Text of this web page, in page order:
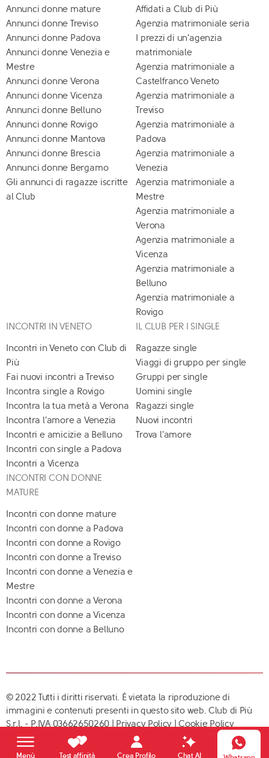
Menù Test affinità Crea Profilo Chat AI
Annunci donne mature
Annunci donne Treviso
Annunci donne Padova
Annunci donne Venezia e
Mestre
Annunci donne Verona
Annunci donne Vicenza
Annunci donne Belluno
Annunci donne Rovigo
Annunci donne Mantova
Annunci donne Brescia
Annunci donne Bergamo
Gli annunci di ragazze iscritte
al Club
Affidati a Club di Più
Agenzia matrimoniale seria
I prezzi di un'agenzia
matrimoniale
Agenzia matrimoniale a
Castelfranco Veneto
Agenzia matrimoniale a
Treviso
Agenzia matrimoniale a
Padova
Agenzia matrimoniale a
Venezia
Agenzia matrimoniale a
Mestre
Agenzia matrimoniale a
Verona
Agenzia matrimoniale a
Vicenza
Agenzia matrimoniale a
Belluno
Agenzia matrimoniale a
Rovigo
INCONTRI IN VENETO
Incontri in Veneto con Club di
Più
Fai nuovi incontri a Treviso
Incontra single a Rovigo
Incontra la tua metà a Verona
Incontra l'amore a Venezia
Incontri e amicizie a Belluno
Incontri con single a Padova
Incontri a Vicenza
IL CLUB PER I SINGLE
Ragazze single
Viaggi di gruppo per single
Gruppi per single
Uomini single
Ragazzi single
Nuovi incontri
Trova l'amore
INCONTRI CON DONNE
MATURE
Incontri con donne mature
Incontri con donne a Padova
Incontri con donne a Rovigo
Incontri con donne a Treviso
Incontri con donne a Venezia e
Mestre
Incontri con donne a Verona
Incontri con donne a Vicenza
Incontri con donne a Belluno
© 2022 Tutti i diritti riservati. È vietata la riproduzione di
immagini e contenuti presenti in questo sito web. Club di Più
S.r.l. - P.IVA 03662650260 | Privacy Policy |Cookie Policy